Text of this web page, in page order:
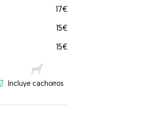
17€
15€
15€
Incluye cachorros